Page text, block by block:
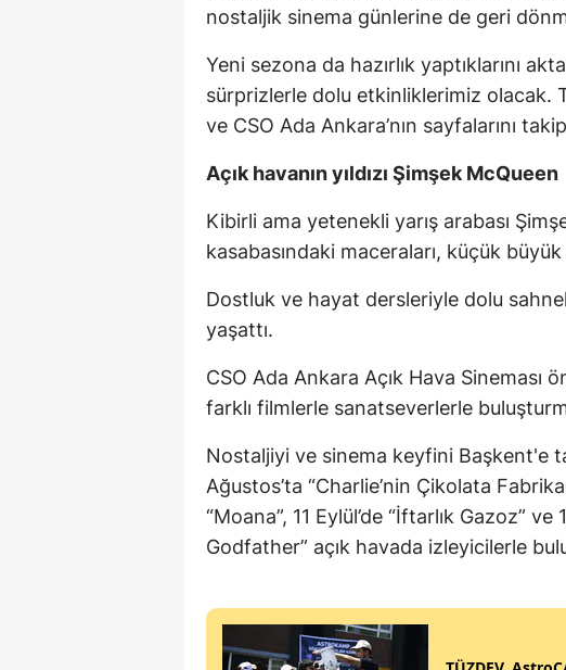
nostaljik sinema günlerine de geri
Yeni sezona da hazırlık yaptıklarını
sürprizlerle dolu etkinliklerimiz olacak.
ve CSO Ada Ankara’nın sayfalarını
Açık havanın yıldızı Şimşek McQueen
Kibirli ama yetenekli yarış arabası
kasabasındaki maceraları, küçük
Dostluk ve hayat dersleriyle dolu
yaşattı.
CSO Ada Ankara Açık Hava
farklı filmlerle sanatseverlerle
Nostaljiyi ve sinema keyfini Başkent'e
Ağustos’ta “Charlie’nin Çikolata
“Moana”, 11 Eylül’de “İftarlık Gazoz”
Godfather” açık havada izleyicilerle